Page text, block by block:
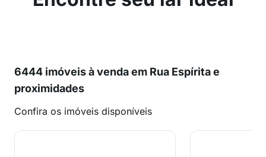
6444 imóveis à venda em Rua Espírita e
proximidades
Confira os imóveis disponíveis